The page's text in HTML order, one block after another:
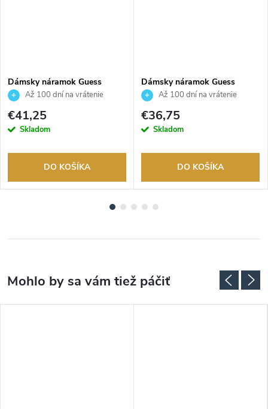
Dámsky náramok Guess
JUBB05503JWYGS
Až 100 dní na vrátenie
tovaru. Autorizovaný predajca.
€41,25
Skladom
DO KOŠÍKA
Dámsky náramok Guess
JUBB04082JWYGWHS
Až 100 dní na vrátenie
tovaru. Autorizovaný predajca.
€36,75
Skladom
DO KOŠÍKA